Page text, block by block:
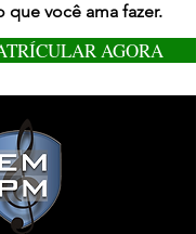
que você ama fazer.
AGORA